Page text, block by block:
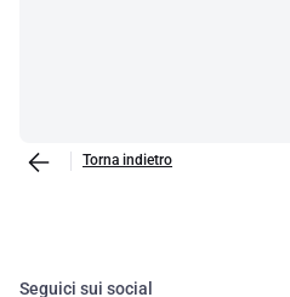
Torna indietro
Seguici sui social